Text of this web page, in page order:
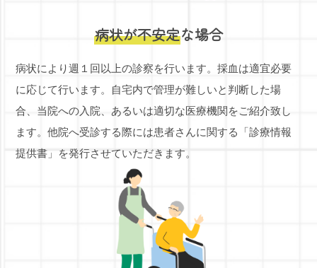
病状が不安定な場合
病状により週１回以上の診察を行います。採血は適宜必要
に応じて行います。 自宅内で管理が難しいと判断した場
合、当院への入院、あるいは適切な医療機関をご紹介致し
ます。他院へ受診する際には患者さんに関する「診療情報
提供書」を発行させていただきます。